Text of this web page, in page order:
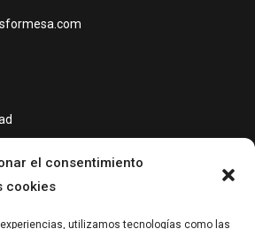
el consentimiento
cookies
utilizamos tecnologías como las